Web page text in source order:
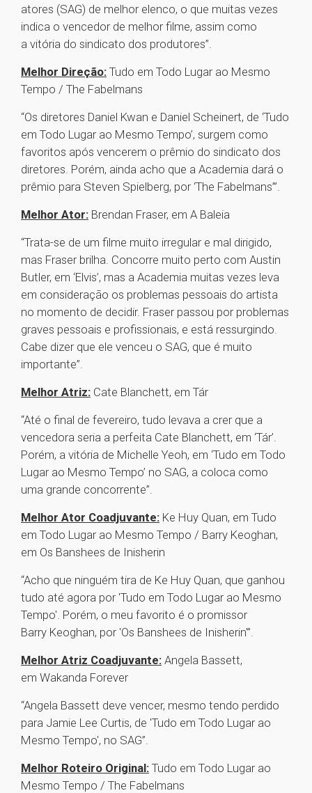
atores (SAG) de melhor elenco, o que muitas vezes
indica o vencedor de melhor filme, assim como
a vitória do sindicato dos produtores”.
Melhor Direção: Tudo em Todo Lugar ao Mesmo
Tempo / The Fabelmans
“Os diretores Daniel Kwan e Daniel Scheinert, de ‘Tudo
em Todo Lugar ao Mesmo Tempo’, surgem como
favoritos após vencerem o prêmio do sindicato dos
diretores. Porém, ainda acho que a Academia dará o
prêmio para Steven Spielberg, por ‘The Fabelmans’”.
Melhor Ator: Brendan Fraser, em A Baleia
“Trata-se de um filme muito irregular e mal dirigido,
mas Fraser brilha. Concorre muito perto com Austin
Butler, em ‘Elvis’, mas a Academia muitas vezes leva
em consideração os problemas pessoais do artista
no momento de decidir. Fraser passou por problemas
graves pessoais e profissionais, e está ressurgindo.
Cabe dizer que ele venceu o SAG, que é muito
importante”.
Melhor Atriz: Cate Blanchett, em Tár
“Até o final de fevereiro, tudo levava a crer que a
vencedora seria a perfeita Cate Blanchett, em ‘Tár’.
Porém, a vitória de Michelle Yeoh, em ‘Tudo em Todo
Lugar ao Mesmo Tempo’ no SAG, a coloca como
uma grande concorrente”.
Melhor Ator Coadjuvante: Ke Huy Quan, em Tudo
em Todo Lugar ao Mesmo Tempo / Barry Keoghan,
em Os Banshees de Inisherin
“Acho que ninguém tira de Ke Huy Quan, que ganhou
tudo até agora por 'Tudo em Todo Lugar ao Mesmo
Tempo'. Porém, o meu favorito é o promissor
Barry Keoghan, por 'Os Banshees de Inisherin'”.
Melhor Atriz Coadjuvante: Angela Bassett,
em Wakanda Forever
“Angela Bassett deve vencer, mesmo tendo perdido
para Jamie Lee Curtis, de 'Tudo em Todo Lugar ao
Mesmo Tempo', no SAG”.
Melhor Roteiro Original: Tudo em Todo Lugar ao
Mesmo Tempo / The Fabelmans